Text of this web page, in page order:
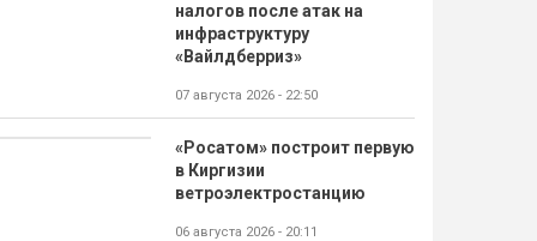
налогов после атак на
инфраструктуру
«Вайлдберриз»
07 августа 2026 - 22:50
«Росатом» построит первую
в Киргизии
ветроэлектростанцию
06 августа 2026 - 20:11